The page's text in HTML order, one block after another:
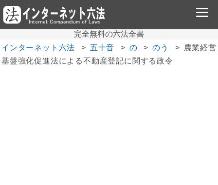
完全無料の六法全書
インターネット六法
五十音 の のう
農業経営
基盤強化促進法による不動産登記に関する政令